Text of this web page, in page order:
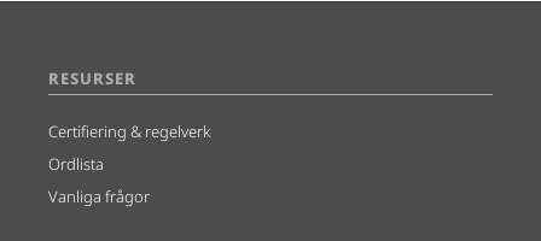
RESURSER
Certifiering & regelverk
Ordlista
Vanliga frågor